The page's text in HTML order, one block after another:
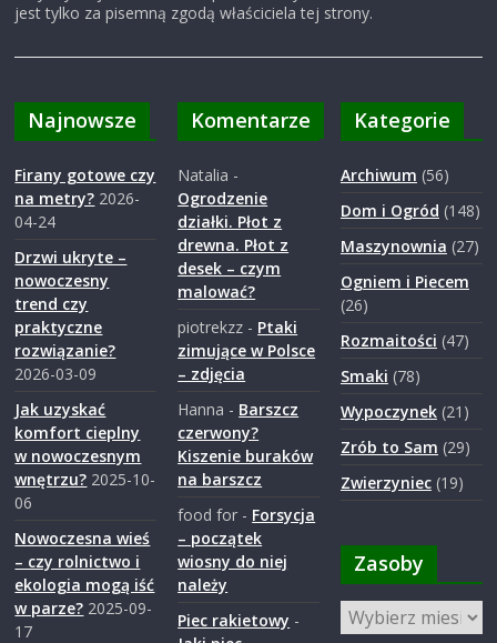
c
z
a
r
o
d
z
i
e
j
jest tylko za pisemną zgodą właściciela tej strony.
Najnowsze
Firany gotowe czy
na metry? 2026-
04-24
Drzwi ukryte –
nowoczesny
trend czy
praktyczne
rozwiązanie?
2026-03-09
Jak uzyskać
komfort cieplny
w nowoczesnym
wnętrzu? 2025-10-
06
Nowoczesna wieś
– czy rolnictwo i
ekologia mogą iść
w parze? 2025-09-
17
Komentarze
Natalia -
Ogrodzenie
działki. Płot z
drewna. Płot z
desek – czym
malować?
piotrekzz - Ptaki
zimujące w Polsce
– zdjęcia
Hanna - Barszcz
czerwony?
Kiszenie buraków
na barszcz
food for - Forsycja
– początek
wiosny do niej
należy
Piec rakietowy -
Kategorie
Archiwum (56)
Dom i Ogród (148)
Maszynownia (27)
Ogniem i Piecem
(26)
Rozmaitości (47)
Smaki (78)
Wypoczynek(21)
Zrób to Sam (29)
Zwierzyniec(19)
Zasoby
Zasoby